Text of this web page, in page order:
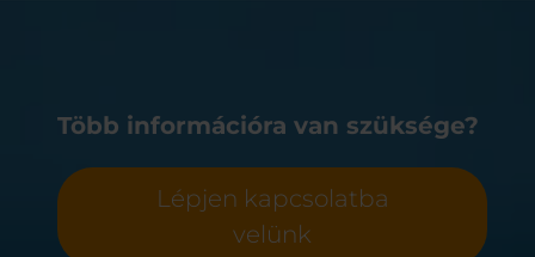
Több információra van szüksége?
Lépjen kapcsolatba
velünk